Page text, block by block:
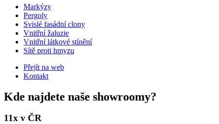
Markýzy
Pergoly
Svislé fasádní clony
Vnitřní žaluzie
Vnitřní látkové stínění
Sítě proti hmyzu
Přejít na web
Kontakt
Kde najdete naše showroomy?
11x v ČR